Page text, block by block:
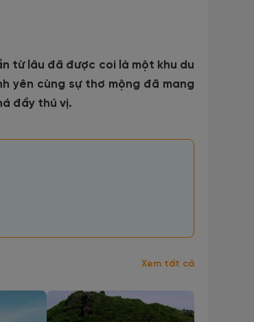
từ lâu đã được coi là một khu du
yên cùng sự thơ mộng đã mang
đầy thú vị.
Xem tất cả